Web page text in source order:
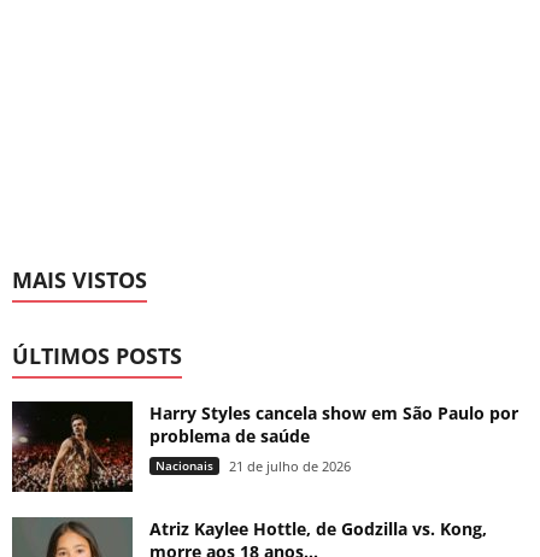
MAIS VISTOS
ÚLTIMOS POSTS
Harry Styles cancela show em São Paulo por
problema de saúde
Nacionais 21 de julho de 2026
Atriz Kaylee Hottle, de Godzilla vs. Kong,
morre aos 18 anos...